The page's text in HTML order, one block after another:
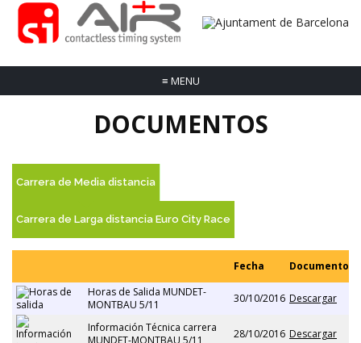
≡ MENU
DOCUMENTOS
Carrera de Media distancia
Carrera de Larga distancia Euro City Race
Fecha
Documento
Horas de Salida MUNDET-
MONTBAU 5/11
30/10/2016 Descargar
Información Técnica carrera
MUNDET-MONTBAU 5/11
28/10/2016 Descargar